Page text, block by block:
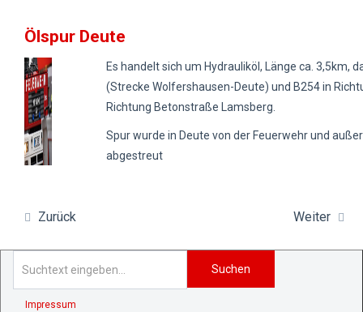
Ölspur Deute
Es handelt sich um Hydrauliköl, Länge ca. 3,5km,
(Strecke Wolfershausen-Deute) und B254 in
Richtung Betonstraße Lamsberg.
Spur wurde in Deute von der Feuerwehr und
abgestreut
Zurück Weiter
Suchen
Impressum